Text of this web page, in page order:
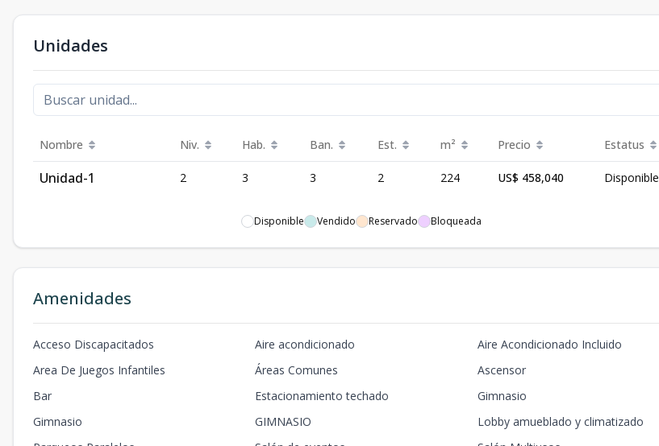
Unidades
Nombre Niv. Hab. Ban. Est. m² Precio Estatus
Unidad-1 2 3 3 2 224 US$ 458,040 Disponible
Disponible Vendido Reservado Bloqueada
Amenidades
Acceso Discapacitados Aire acondicionado
Aire Acondicionado Incluido
Area De Juegos Infantiles
Áreas Comunes
Ascensor
Bar
Estacionamiento techado
Gimnasio
Gimnasio
GIMNASIO
Lobby amueblado y climatizado